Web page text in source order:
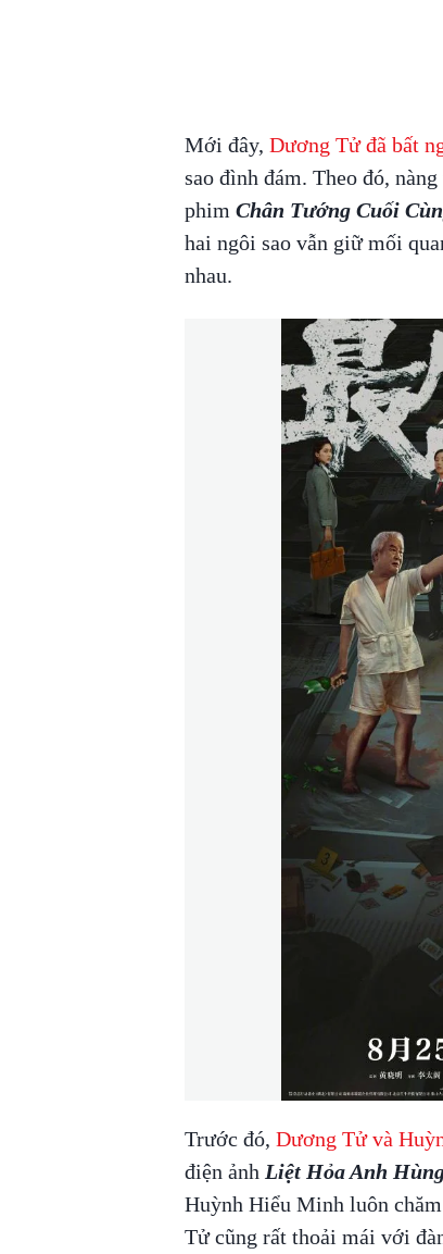
Mới đây, Dương Tử đã bất
sao đình đám. Theo đó,
phim Chân Tướng Cuối
hai ngôi sao vẫn giữ mối
nhau.
Trước đó, Dương Tử và
điện ảnh Liệt Hỏa Anh
Huỳnh Hiểu Minh luôn
Tử cũng rất thoải mái với